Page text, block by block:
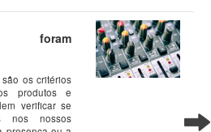
foram
os critérios
produtos e
verificar se
nos nossos